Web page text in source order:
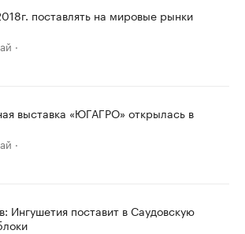
поставлять на мировые рынки
выставка «ЮГАГРО» открылась в
Ингушетия поставит в Саудовскую